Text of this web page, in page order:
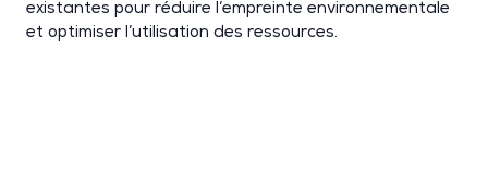
existantes pour réduire l’empreinte environnementale
et optimiser l’utilisation des ressources.